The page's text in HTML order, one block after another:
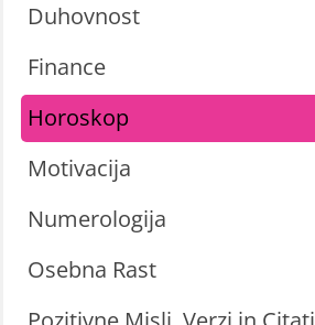
Duhovnost
Finance
Horoskop
Motivacija
Numerologija
Osebna Rast